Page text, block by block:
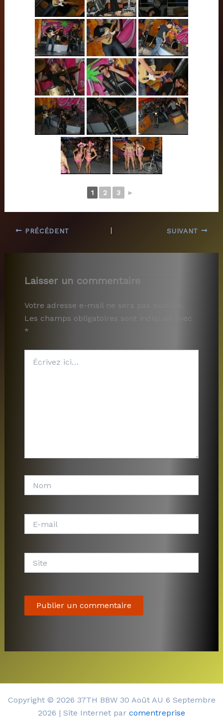
1 2 3 ►
PRÉCÉDENT SUIVANT
Laisser un commentaire
Votre adresse e-mail ne sera pas publiée.
Les champs obligatoires sont indiqués avec
*
ici…
mail
Copyright © 2026 37TH BBW 30 Août AU 6 Septembre
2026 | Site Internet par comentreprise